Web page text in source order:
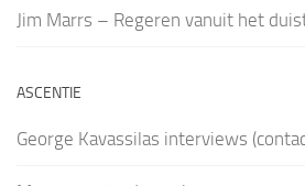
Jim Marrs – Regeren vanuit het
ASCENTIE
George Kavassilas interviews